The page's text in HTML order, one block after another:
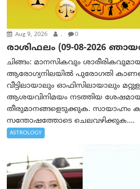
Aug 9, 2026 . 0
രാശിഫലം (09-08-2026
ചിങ്ങം: മാനസികവും
ആരോഗ്യനിലയിൽ പുരോഗതി
വീട്ടിലായാലും ഓഫിസിലായാലും
ആശയവിനിമയം നടത്തിയ
തീരുമാനങ്ങളെടുക്കുക. സായാഹ്നം
സന്തോഷത്തോടെ ചെലവഴിക്കുക....
ASTROLOGY